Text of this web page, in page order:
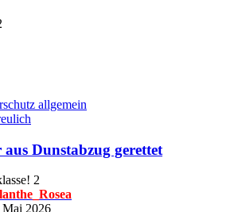
allgemein
Dunstabzug gerettet
2
Mai 2026